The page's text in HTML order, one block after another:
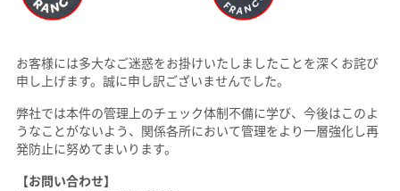
お客様には多大なご迷惑をお掛けいたしましたことを深くお詫び
申し上げます。誠に申し訳ございませんでした。
弊社では本件の管理上のチェック体制不備に学び、今後はこのよ
うなことがないよう、関係各所において管理をより一層強化し再
発防止に努めてまいります。
【お問い合わせ】